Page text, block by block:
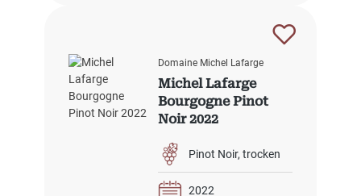
Domaine Michel Lafarge
Michel Lafarge
Bourgogne Pinot
Noir 2022
Pinot Noir trocken
2022